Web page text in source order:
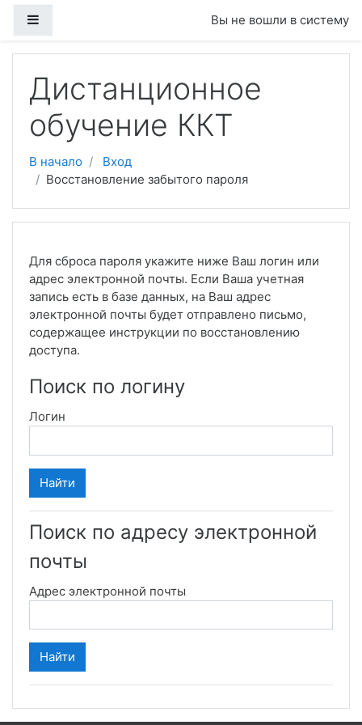
Вы не вошли в систему
Дистанционное
обучение ККТ
В начало
Вход
Восстановление забытого пароля
Для сброса пароля укажите ниже Ваш логин или
адрес электронной почты. Если Ваша учетная
запись есть в базе данных, на Ваш адрес
электронной почты будет отправлено письмо,
содержащее инструкции по восстановлению
доступа.
Поиск по логину
Логин
Поиск по адресу электронной
почты
Адрес электронной почты